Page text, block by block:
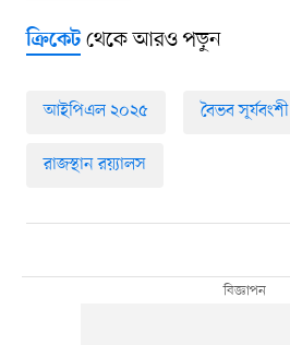
ক্রিকেটথেকে আরও পড়ুন
আইপিএল ২০২৫ বৈভব সূর্যবংশী
রাজস্থান রয়্যালস